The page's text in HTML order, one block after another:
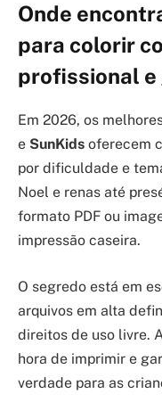
Onde
para colorir
profissional
Em 2026, os
e SunKids oferecem
por dificuldade e
Noel e renas até
formato PDF ou
impressão caseira.
O segredo está em
arquivos em alta
direitos de uso livre.
hora de imprimir e
verdade para as